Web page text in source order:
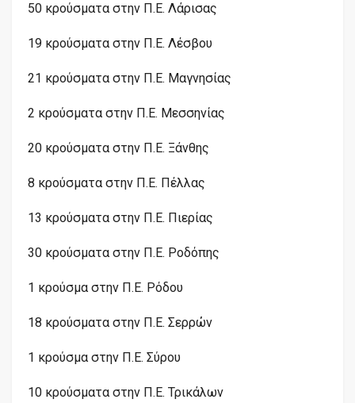
50 κρούσματα στην Π.Ε. Λάρισας
19 κρούσματα στην Π.Ε. Λέσβου
21 κρούσματα στην Π.Ε. Μαγνησίας
2 κρούσματα στην Π.Ε. Μεσσηνίας
20 κρούσματα στην Π.Ε. Ξάνθης
8 κρούσματα στην Π.Ε. Πέλλας
13 κρούσματα στην Π.Ε. Πιερίας
30 κρούσματα στην Π.Ε. Ροδόπης
1 κρούσμα στην Π.Ε. Ρόδου
18 κρούσματα στην Π.Ε. Σερρών
1 κρούσμα στην Π.Ε. Σύρου
10 κρούσματα στην Π.Ε. Τρικάλων